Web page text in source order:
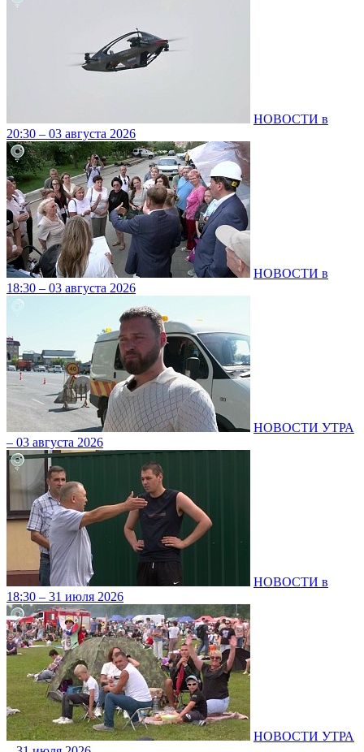
НОВОСТИ в
20:30 – 03 августа 2026
НОВОСТИ в
18:30 – 03 августа 2026
НОВОСТИ УТРА
– 03 августа 2026
НОВОСТИ в
18:30 – 31 июля 2026
НОВОСТИ УТРА